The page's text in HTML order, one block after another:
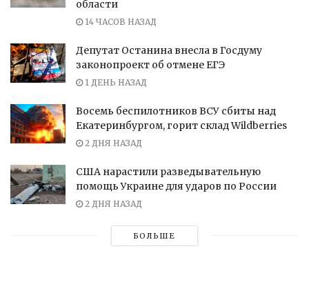
области
14 ЧАСОВ НАЗАД
Депутат Останина внесла в Госдуму
законопроект об отмене ЕГЭ
1 ДЕНЬ НАЗАД
Восемь беспилотников ВСУ сбиты над
Екатеринбургом, горит склад Wildberries
2 ДНЯ НАЗАД
США нарастили разведывательную
помощь Украине для ударов по России
2 ДНЯ НАЗАД
БОЛЬШЕ